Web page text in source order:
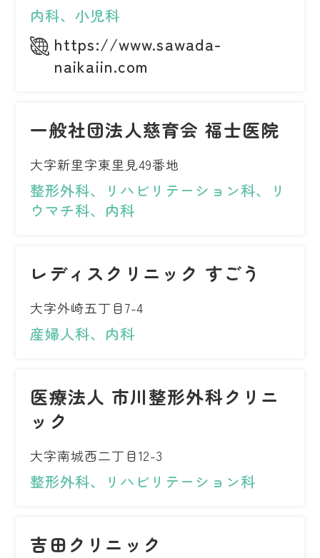
内科、小児科
https://www.sawada-
naikaiin.com
一般社団法人慈育会 福士医院
大字新里字東里見49番地
整形外科、リハビリテーション科、リ
ウマチ科、内科
レディスクリニック すごう
大字外崎五丁目7-4
産婦人科、内科
医療法人 市川整形外科クリニ
ック
大字南城西二丁目12-3
整形外科、リハビリテーション科
吉田クリニック